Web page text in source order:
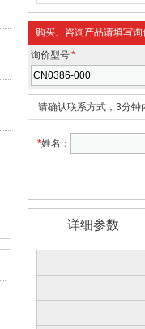
购买、咨询产品请填写询
询价型号*
请确认联系方式，3分钟
*姓名：
详细参数